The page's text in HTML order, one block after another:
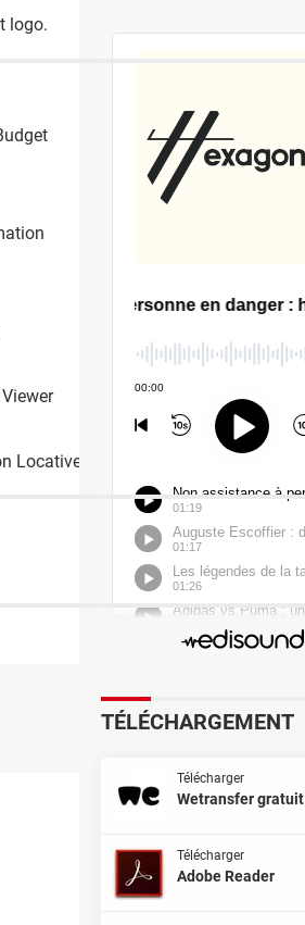
logo.
Locative SCI
TÉLÉCHARGEMENT
Télécharger
Wetransfer gratuit
Télécharger
Adobe Reader